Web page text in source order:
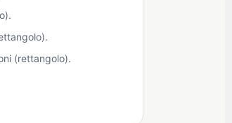
(rettangolo).